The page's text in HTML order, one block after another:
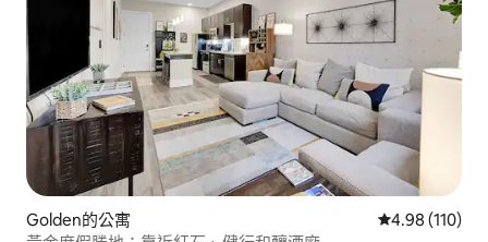
Golden的公寓 從 110 則評價
4.98 (110)